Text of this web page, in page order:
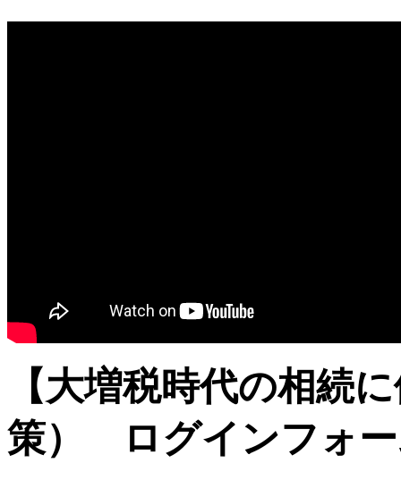
【大増税時代の相続
策） ログインフォ